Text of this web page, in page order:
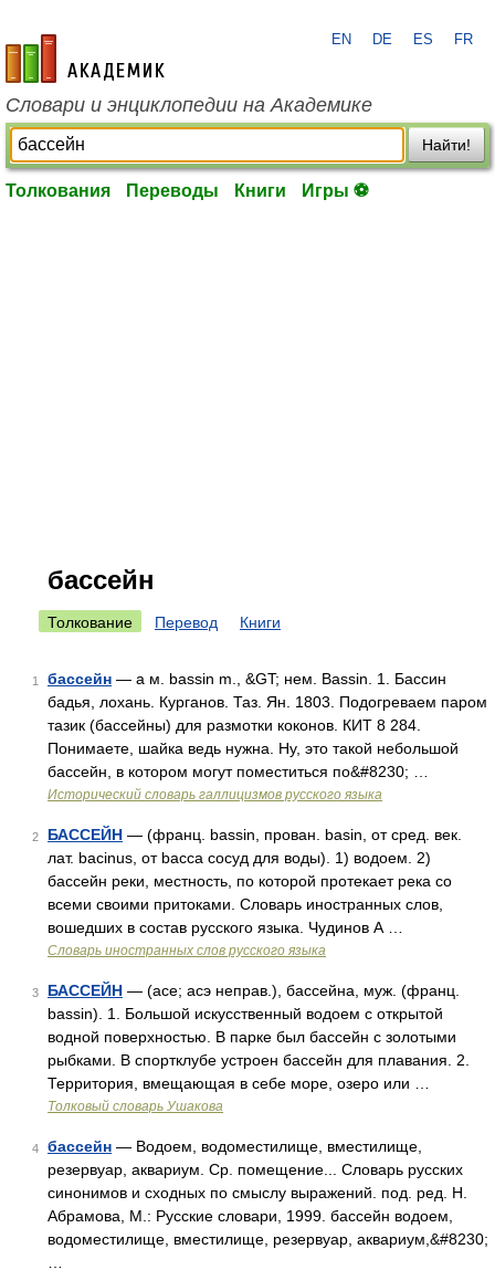
academic.ru
EN DE ES FR
Словари и энциклопедии на Академике
Найти!
Толкования Переводы Книги Игры ⚽
бассейн
Толкование Перевод Книги
1 бассейн — а м. bassin m., &GT; нем. Bassin. 1. Бассин
бадья, лохань. Курганов. Таз. Ян. 1803. Подогреваем паром
тазик (бассейны) для размотки коконов. КИТ 8 284.
Понимаете, шайка ведь нужна. Ну, это такой небольшой
бассейн, в котором могут поместиться по&#8230; …
Исторический словарь галлицизмов русского языка
2 БАССЕЙН — (франц. bassin, прован. basin, от сред. век.
лат. bacinus, от bacca сосуд для воды). 1) водоем. 2)
бассейн реки, местность, по которой протекает река со
всеми своими притоками. Словарь иностранных слов,
вошедших в состав русского языка. Чудинов А …
Словарь иностранных слов русского языка
3 БАССЕЙН — (асе; асэ неправ.), бассейна, муж. (франц.
bassin). 1. Большой искусственный водоем с открытой
водной поверхностью. В парке был бассейн с золотыми
рыбками. В спортклубе устроен бассейн для плавания. 2.
Территория, вмещающая в себе море, озеро или …
Толковый словарь Ушакова
4 бассейн — Водоем, водоместилище, вместилище,
резервуар, аквариум. Ср. помещение... Словарь русских
синонимов и сходных по смыслу выражений. под. ред. Н.
Абрамова, М.: Русские словари, 1999. бассейн водоем,
водоместилище, вместилище, резервуар, аквариум,&#8230;